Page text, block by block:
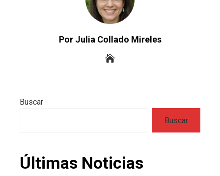
Por Julia Collado Mireles
Buscar
Buscar
Últimas Noticias